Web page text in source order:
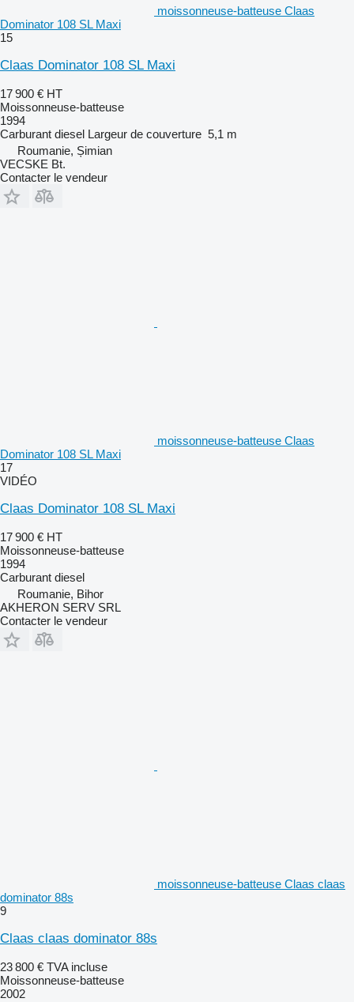
moissonneuse-batteuse Claas
Dominator 108 SL Maxi
15
Claas Dominator 108 SL Maxi
17 900 € HT
Moissonneuse-batteuse
1994
Carburant diesel Largeur de couverture 5,1 m
Roumanie, Șimian
VECSKE Bt.
Contacter le vendeur
moissonneuse-batteuse Claas
Dominator 108 SL Maxi
17
VIDÉO
Claas Dominator 108 SL Maxi
17 900 € HT
Moissonneuse-batteuse
1994
Carburant diesel
Roumanie, Bihor
AKHERON SERV SRL
Contacter le vendeur
moissonneuse-batteuse Claas claas
dominator 88s
9
Claas claas dominator 88s
23 800 € TVA incluse
Moissonneuse-batteuse
2002